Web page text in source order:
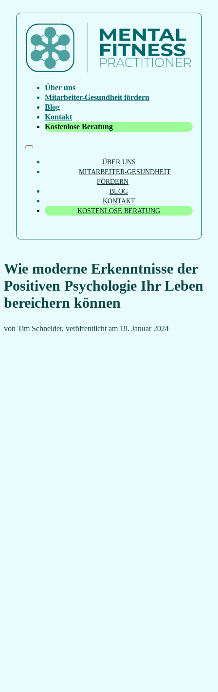
Über uns
Mitarbeiter-Gesundheit fördern
Blog
Kontakt
Kostenlose Beratung
ÜBER UNS
MITARBEITER-GESUNDHEIT
FÖRDERN
BLOG
KONTAKT
KOSTENLOSE BERATUNG
Wie moderne Erkenntnisse der
Positiven Psychologie Ihr Leben
bereichern können
von Tim Schneider, veröffentlicht am 19. Januar 2024